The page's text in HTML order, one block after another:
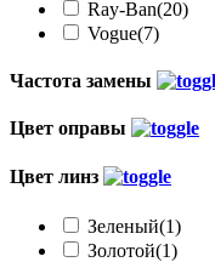
Ray-Ban(20)
Vogue(7)
Частота замены
Цвет оправы
Цвет линз
Зеленый(1)
Золотой(1)